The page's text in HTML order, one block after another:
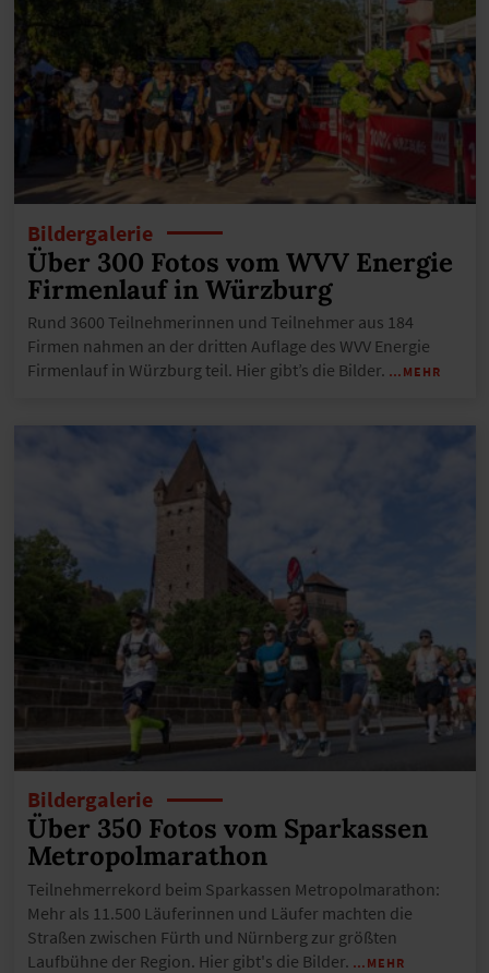
Bildergalerie
Über 300 Fotos vom WVV Energie
Firmenlauf in Würzburg
Rund 3600 Teilnehmerinnen und Teilnehmer aus 184
Firmen nahmen an der dritten Auflage des WVV Energie
Firmenlauf in Würzburg teil. Hier gibt’s die Bilder. …MEHR
Bildergalerie
Über 350 Fotos vom Sparkassen
Metropolmarathon
Teilnehmerrekord beim Sparkassen Metropolmarathon:
Mehr als 11.500 Läuferinnen und Läufer machten die
Straßen zwischen Fürth und Nürnberg zur größten
Laufbühne der Region. Hier gibt's die Bilder. …MEHR